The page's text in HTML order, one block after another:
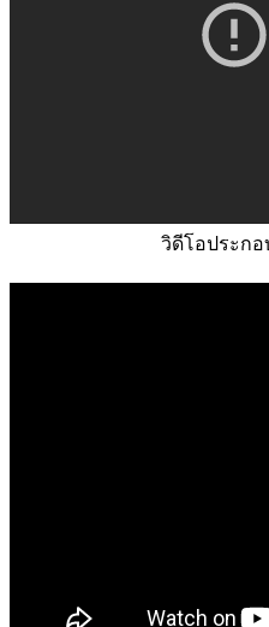
วิดีโอประกอ